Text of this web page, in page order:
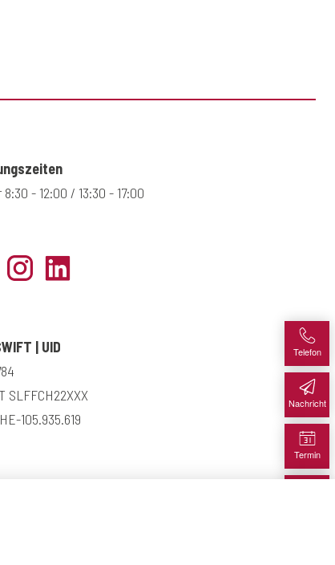
Telefon
Nachricht
Termin
8:30 - 12:00 / 13:30 - 17:00
| UID
SLFFCH22XXX
105.935.619